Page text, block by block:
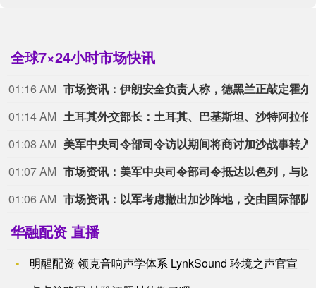
全球7×24小时市场快讯
01:16 AM
01:14 AM
01:08 AM
01:07 AM
01:06 AM
华融配资 直播
明醒配资 领克音响声学体系 LynkSound 聆境之声官宣